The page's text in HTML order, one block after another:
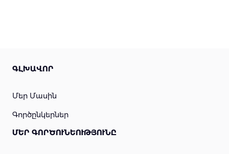
ԳԼԽԱՎՈՐ
Մեր Մասին
Գործընկերներ
ՄԵՐ ԳՈՐԾՈՒՆԵՈՒԹՅՈՒՆԸ